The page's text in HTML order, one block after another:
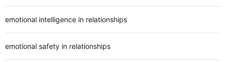
emotional intelligence in relationships
emotional safety in relationships